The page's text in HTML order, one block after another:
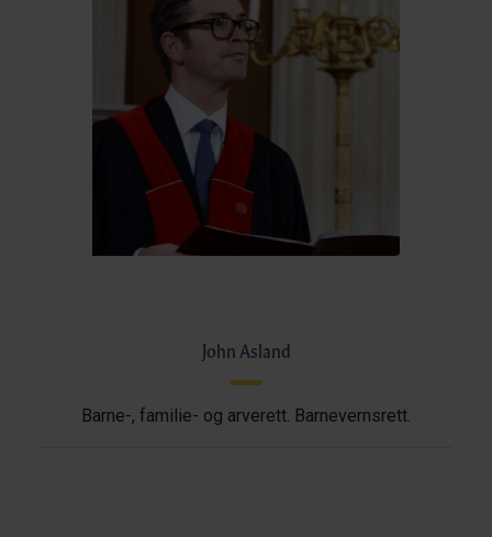
John Asland
Barne-, familie- og arverett. Barnevernsrett.